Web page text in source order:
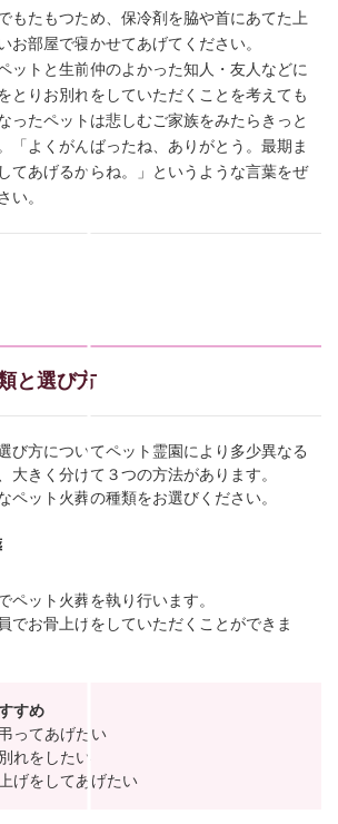
もたもつため、保冷剤を脇や首にあてた上
お部屋で寝かせてあげてください。
ットと生前仲のよかった知人・友人などに
とりお別れをしていただくことを考えても
ったペットは悲しむご家族をみたらきっと
「よくがんばったね、ありがとう。最期ま
てあげるからね。」というような言葉をぜ
い。
と選び方
び方についてペット霊園により多少異なる
大きく分けて３つの方法があります。
ペット火葬の種類をお選びください。
ペット火葬を執り行います。
でお骨上げをしていただくことができま
すめ
ってあげたい
れをしたい
げをしてあげたい